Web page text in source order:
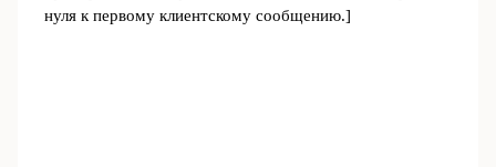
нуля к первому клиентскому сообщению.]